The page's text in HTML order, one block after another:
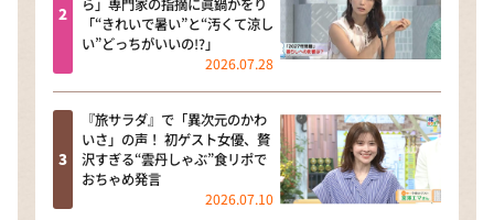
ら」専門家の指摘に眞鍋かをり
「“きれいで暑い”と“汚くて涼し
い”どっちがいいの!?」
2026.07.28
『旅サラダ』で「異次元のかわ
いさ」の声！ 初ゲスト女優、贅
沢すぎる“雲丹しゃぶ”食リポで
おちゃめ発言
2026.07.10